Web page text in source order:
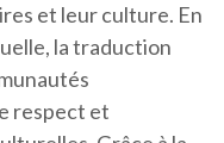
et leur culture. En
la traduction
respect et